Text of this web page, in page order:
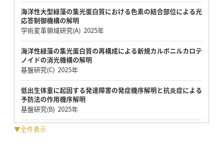
海洋性大型緑藻の集光蛋白質における色素の結合部位による光
応答制御機構の解明
学術変革領域研究(A) 2025年
海洋性緑藻の集光蛋白質の再構成による新規カルボニルカロテ
ノイドの消光機構の解明
基盤研究(C) 2025年
低出生体重に起因する発達障害の発症機序解明と抗炎症による
予防法の作用機序解明
基盤研究(B) 2025年
▼全件表示